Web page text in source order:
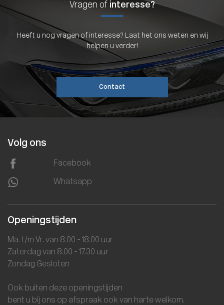
Vragen of interesse?
Heeft u nog vragen of interesse? Laat het ons weten en wij
helpen u verder!
Contact
Volg ons
Facebook
Whatsapp
Openingstijden
Ma. t/m Vr. van 8.00 - 18.00 uur
Zaterdag van 8.00 - 17.30 uur
Zondag Gesloten
Ook buiten deze openingstijden
bent u bij ons op afspraak ook van harte welkom.